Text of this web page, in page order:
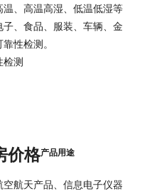
、高温高湿、低温低湿等
、食品、服装、车辆、金
性检测。
测
价格产品用途
空航天产品、信息电子仪器